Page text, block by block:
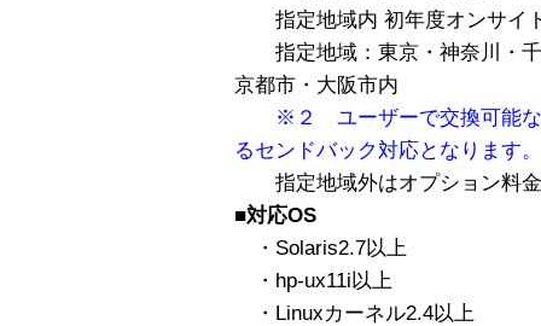
指定地域内 初年度オンサイ
指定地域：東京・神奈川・千
京都市・大阪市内
※２ ユーザーで交換可能な
るセンドバック対応となります。
指定地域外はオプション料金
■対応OS
・Solaris2.7以上
・hp-ux11i以上
・Linuxカーネル2.4以上